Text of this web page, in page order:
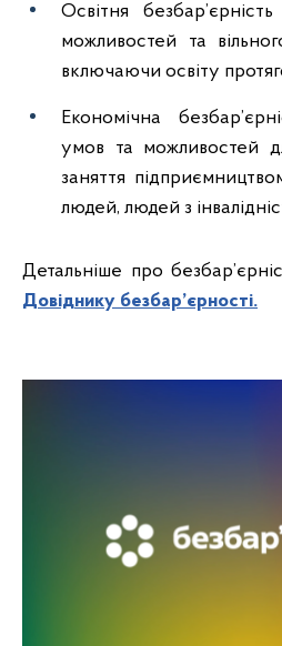
Освітня
можливостей та
включаючи освіту
Економічна
умов та можливостей
заняття
людей, людей з
Детальніше про
Довіднику безбар’єрності.